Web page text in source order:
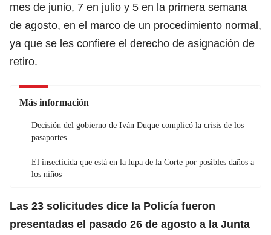
mes de junio, 7 en julio y 5 en la primera semana
de agosto, en el marco de un procedimiento normal,
ya que se les confiere el derecho de asignación de
retiro.
Más información
Decisión del gobierno de Iván Duque complicó la crisis de los
pasaportes
El insecticida que está en la lupa de la Corte por posibles daños a
los niños
Las 23 solicitudes dice la Policía fueron
presentadas el pasado 26 de agosto a la Junta